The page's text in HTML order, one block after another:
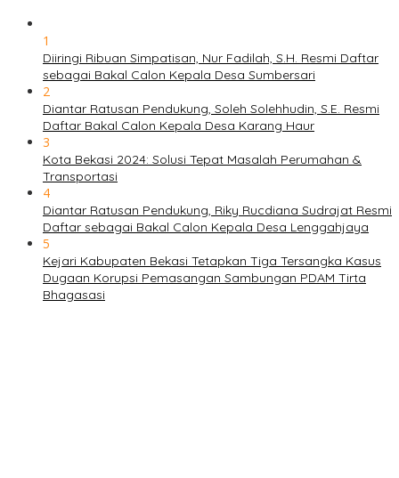
1
Diiringi Ribuan Simpatisan, Nur Fadilah, S.H. Resmi Daftar
sebagai Bakal Calon Kepala Desa Sumbersari
2
Diantar Ratusan Pendukung, Soleh Solehhudin, S.E. Resmi
Daftar Bakal Calon Kepala Desa Karang Haur
3
Kota Bekasi 2024: Solusi Tepat Masalah Perumahan &
Transportasi
4
Diantar Ratusan Pendukung, Riky Rucdiana Sudrajat Resmi
Daftar sebagai Bakal Calon Kepala Desa Lenggahjaya
5
Kejari Kabupaten Bekasi Tetapkan Tiga Tersangka Kasus
Dugaan Korupsi Pemasangan Sambungan PDAM Tirta
Bhagasasi